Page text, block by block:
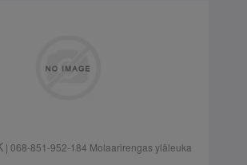
| 068-851-952-184 Molaarirengas yläleuka